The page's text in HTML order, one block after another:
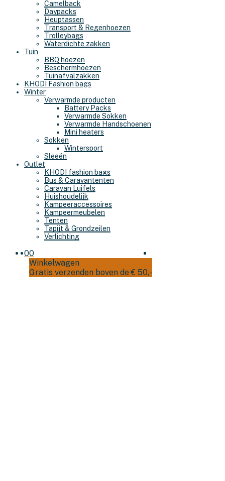
Camelback
Daypacks
Heuptassen
Transport & Regenhoezen
Trolleybags
Waterdichte zakken
Tuin
BBQ hoezen
Beschermhoezen
Tuinafvalzakken
KHODI Fashion bags
Winter
Verwarmde producten
Battery Packs
Verwarmde Sokken
Verwarmde Handschoenen
Mini heaters
Sokken
Wintersport
Sleeën
Outlet
KHODI fashion bags
Bus & Caravantenten
Caravan Luifels
Huishoudelijk
Kampeeraccessoires
Kampeermeubelen
Tenten
Tapijt & Grondzeilen
Verlichting
00
Winkelwagen
Gratis verzenden boven de € 50,-